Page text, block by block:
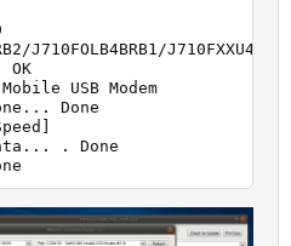
J710FOLB4BRB1/
USB Modem
Done
. Done